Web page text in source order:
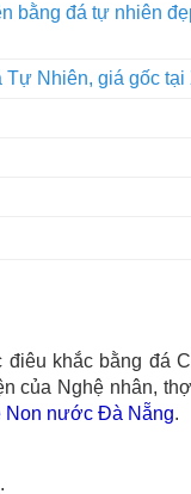
bằng đá tự nhiên
Nhiên, giá gốc
điêu khắc bằng đá
của Nghệ nhân,
Non nước Đà Nẵng.